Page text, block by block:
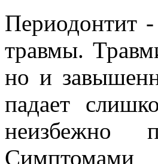
Периодонтит
травмы.
но и
падает
неизбежно